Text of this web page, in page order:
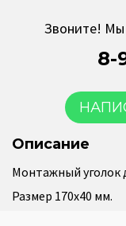
Звоните! Мы
8-
Описание
Монтажный уголок
Размер 170х40 мм.